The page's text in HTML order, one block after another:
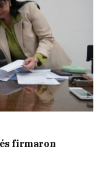
firmaron